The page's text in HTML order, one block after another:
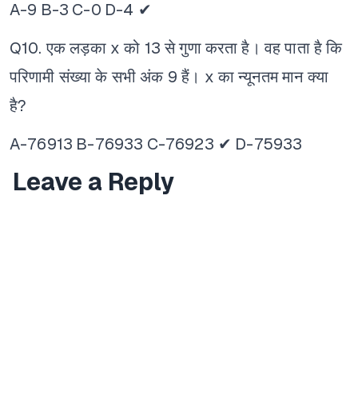
A-9 B-3 C-0 D-4 ✔
Q10. एक लड़का x को 13 से गुणा करता है। वह पाता है कि
परिणामी संख्या के सभी अंक 9 हैं। x का न्यूनतम मान क्या
है?
A-76913 B-76933 C-76923 ✔ D-75933
Leave a Reply